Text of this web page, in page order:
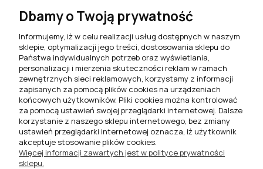
Szafka RTV nowoczesna DUO
artisan / czarny mat
529,00 zł
DO KOSZYKA
749,00 zł
DO KOSZYKA
Dbamy o Twoją prywatność
Informujemy, iż w celu realizacji usług dostępnych w naszym
sklepie, optymalizacji jego treści, dostosowania sklepu do
Państwa indywidualnych potrzeb oraz wyświetlania,
personalizacji i mierzenia skuteczności reklam w ramach
zewnętrznych sieci reklamowych, korzystamy z informacji
zapisanych za pomocą plików cookies na urządzeniach
końcowych użytkowników. Pliki cookies można kontrolować
za pomocą ustawień swojej przeglądarki internetowej. Dalsze
korzystanie z naszego sklepu internetowego, bez zmiany
ustawień przeglądarki internetowej oznacza, iż użytkownik
akceptuje stosowanie plików cookies.
Więcej informacji zawartych jest w polityce prywatności
sklepu.